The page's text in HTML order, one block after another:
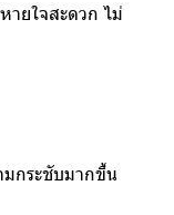
ยใจสะดวก ไม่
กระชับมากขึ้น